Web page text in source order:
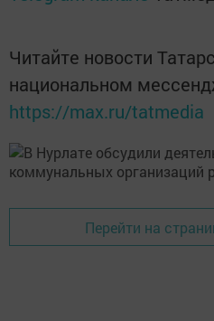
Читайте новости
национальном
https://max.ru/tatmedia
Перейти на